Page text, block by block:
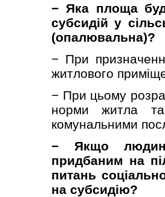
− Яка площа
субсидій у
(опалювальна)?
− При
житлового
− При цьому
норми житла та
комунальними
− Якщо
придбаним на
питань
на субсидію?